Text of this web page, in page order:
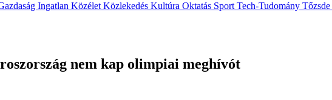
Ingatlan Közélet Közlekedés Kultúra Oktatás Sport Tech-Tudomány Tőzsde
nem kap olimpiai meghívót